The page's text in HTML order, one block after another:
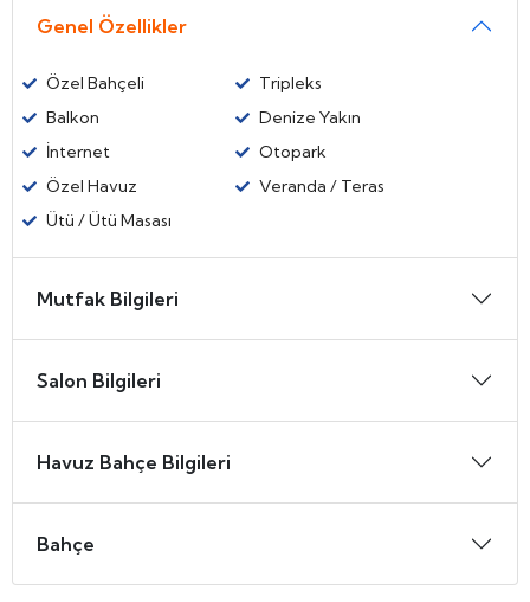
Genel Özellikler
Özel Bahçeli
Tripleks
Balkon
Denize Yakın
İnternet
Otopark
Özel Havuz
Veranda / Teras
Ütü / Ütü Masası
Mutfak Bilgileri
Salon Bilgileri
Havuz Bahçe Bilgileri
Bahçe